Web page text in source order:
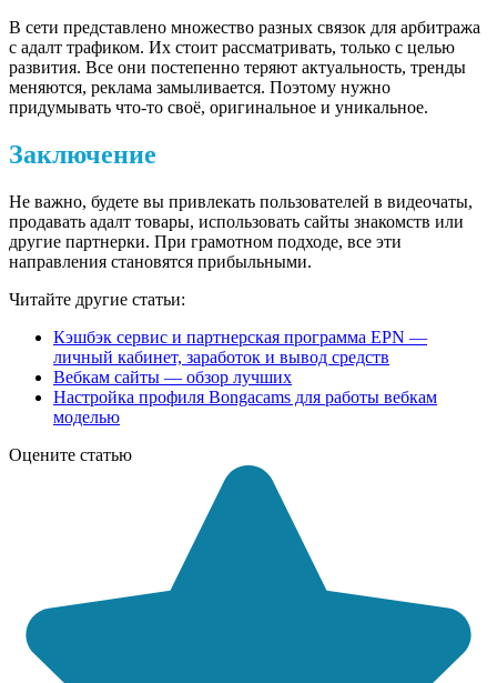
В сети представлено множество разных связок для арбитража
с адалт трафиком. Их стоит рассматривать, только с целью
развития. Все они постепенно теряют актуальность, тренды
меняются, реклама замыливается. Поэтому нужно
придумывать что-то своё, оригинальное и уникальное.
Заключение
Не важно, будете вы привлекать пользователей в видеочаты,
продавать адалт товары, использовать сайты знакомств или
другие партнерки. При грамотном подходе, все эти
направления становятся прибыльными.
Читайте другие статьи:
Кэшбэк сервис и партнерская программа EPN —
личный кабинет, заработок и вывод средств
Вебкам сайты — обзор лучших
Настройка профиля Bongacams для работы вебкам
моделью
Оцените статью